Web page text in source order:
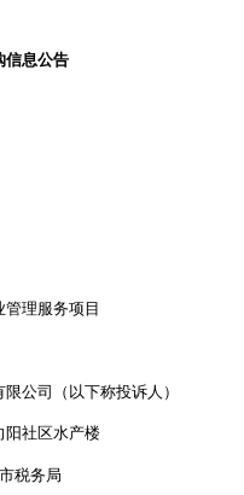
信息公告
理服务项目
公司（以下称投诉人）
阳社区水产楼
税务局